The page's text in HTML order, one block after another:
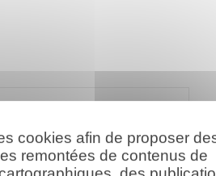
:
N/3° 41' 42.423" E
cookies afin de proposer
remontées de contenus de